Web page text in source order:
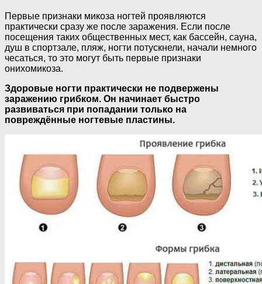
Первые признаки микоза ногтей проявляются
практически сразу же после заражения. Если после
посещения таких общественных мест, как бассейн, сауна,
душ в спортзале, пляж, ногти потускнели, начали немного
чесаться, то это могут быть первые признаки
онихомикоза.
Здоровые ногти практически не подвержены
заражению грибком. Он начинает быстро
развиваться при попадании только на
повреждённые ногтевые пластины.